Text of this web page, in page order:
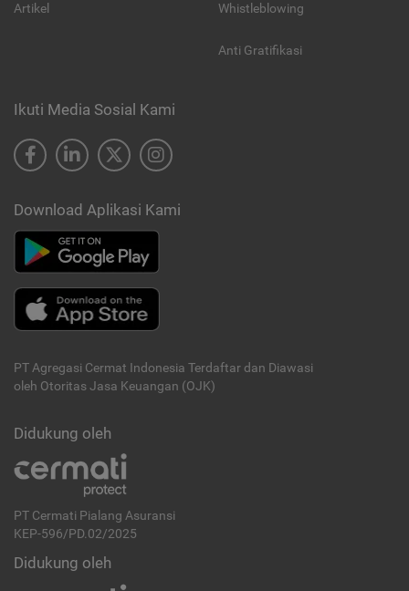
Artikel Whistleblowing
Anti Gratifikasi
Ikuti Media Sosial Kami
Download Aplikasi Kami
PT Agregasi Cermat Indonesia Terdaftar dan Diawasi
oleh Otoritas Jasa Keuangan (OJK)
Didukung oleh
PT Cermati Pialang Asuransi
KEP-596/PD.02/2025
Didukung oleh